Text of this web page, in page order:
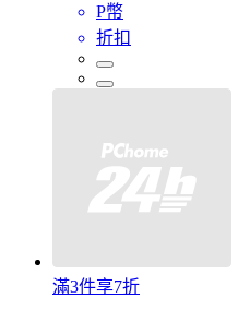
P幣
折扣
滿3件享7折